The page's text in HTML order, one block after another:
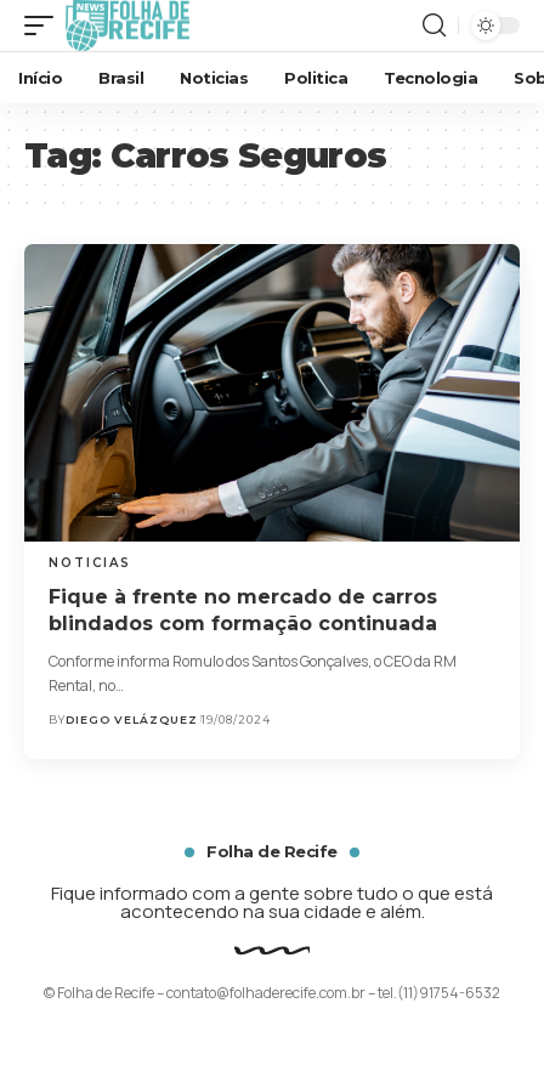
Início Brasil Noticias Politica Tecnologia
Tag: Carros Seguros
NOTICIAS
Fique à frente no mercado de carros
blindados com formação continuada
Conforme informa Romulo dos Santos Gonçalves, o CEO da RM
Rental, no…
BYDIEGO VELÁZQUEZ 19/08/2024
Folha de Recife
Fique informado com a gente sobre tudo o que está
acontecendo na sua cidade e além.
© Folha de Recife –contato@folhaderecife.com.br– tel.(11)91754-6532